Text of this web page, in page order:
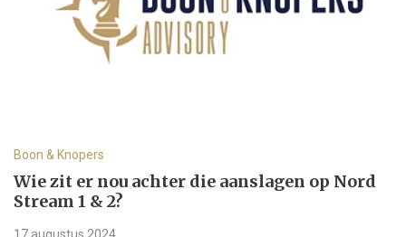
Boon & Knopers
Wie zit er nou achter die aanslagen op Nord
Stream 1 & 2?